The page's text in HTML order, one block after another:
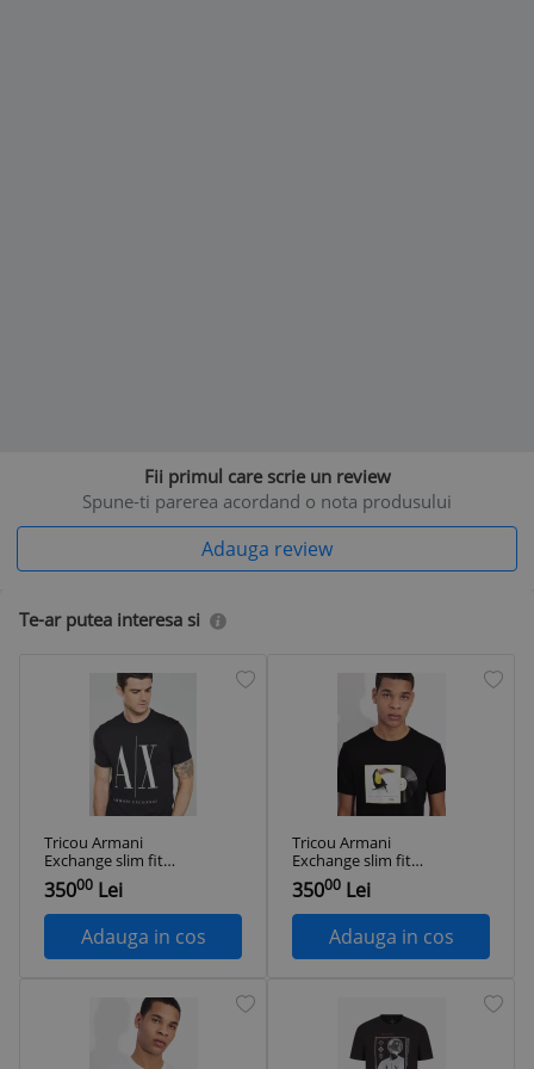
Fii primul care scrie un review
Spune-ti parerea acordand o nota produsului
Adauga review
Te-ar putea interesa si
Tricou Armani
Exchange slim fit
negru
35000 Lei
Adauga in cos
Tricou Armani
Exchange slim fit
negru
35000 Lei
Adauga in cos